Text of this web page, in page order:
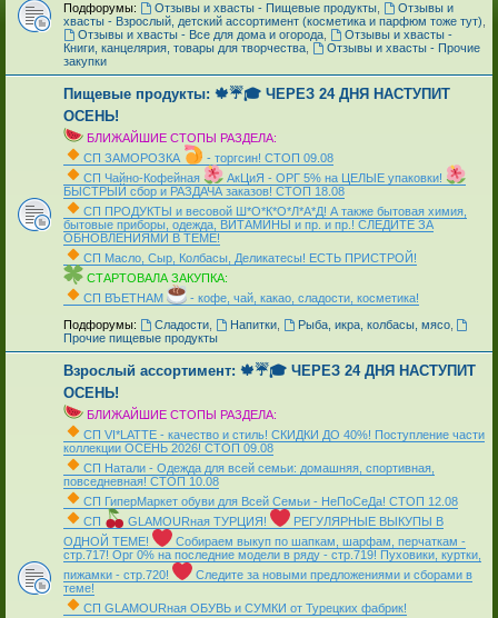
Подфорумы:
Отзывы и хвасты - Пищевые продукты,
Отзывы и
хвасты - Взрослый, детский ассортимент (косметика и парфюм тоже тут)
Отзывы и хвасты - Все для дома и огорода,
Отзывы и хвасты -
Книги, канцелярия, товары для творчества
Отзывы и хвасты - Прочие
закупки
Пищевые продукты: 🍁☔🎓 ЧЕРЕЗ 24 ДНЯ НАСТУПИТ
ОСЕНЬ!
БЛИЖАЙШИЕ СТОПЫ РАЗДЕЛА:
СП ЗАМОРОЗКА
- торгсин! СТОП 09.08
СП Чайно-Кофейная
АкЦиЯ - ОРГ 5% на ЦЕЛЫЕ упаковки!
БЫСТРЫЙ сбор и РАЗДАЧА заказов! СТОП 18.08
СП ПРОДУКТЫ и весовой Ш*О*К*О*Л*А*Д! А также бытовая химия,
бытовые приборы, одежда, ВИТАМИНЫ и пр. и пр.! СЛЕДИТЕ ЗА
ОБНОВЛЕНИЯМИ В ТЕМЕ!
СП Масло, Сыр, Колбасы, Деликатесы! ЕСТЬ ПРИСТРОЙ!
СТАРТОВАЛА ЗАКУПКА:
СП ВЪЕТНАМ
- кофе, чай, какао, сладости, косметика!
Подфорумы: Сладости, Напитки, Рыба, икра, колбасы, мясо,
Прочие пищевые продукты
Взрослый ассортимент: 🍁☔🎓 ЧЕРЕЗ 24 ДНЯ НАСТУПИТ
ОСЕНЬ!
БЛИЖАЙШИЕ СТОПЫ РАЗДЕЛА:
СП VI*LATTE - качество и стиль! СКИДКИ ДО 40%! Поступление части
коллекции ОСЕНЬ 2026! СТОП 09.08
СП Натали - Одежда для всей семьи: домашняя, спортивная,
повседневная! СТОП 10.08
СП ГиперМаркет обуви для Всей Семьи - НеПоСеДа! СТОП 12.08
СП
GLAMOURная ТУРЦИЯ!
РЕГУЛЯРНЫЕ ВЫКУПЫ В
ОДНОЙ ТЕМЕ!
Собираем выкуп по шапкам, шарфам, перчаткам -
стр.717! Орг 0% на последние модели в ряду - стр.719! Пуховики, куртки,
пижамки - стр.720!
Следите за новыми предложениями и сборами в
теме!
СП GLAMOURная ОБУВЬ и СУМКИ от Турецких фабрик!